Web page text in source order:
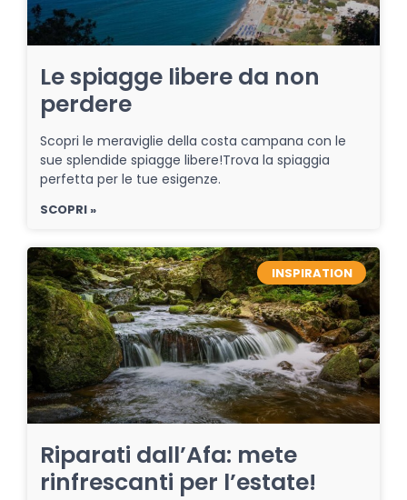
Le spiagge libere da non
perdere
Scopri le meraviglie della costa campana con le
sue splendide spiagge libere!Trova la spiaggia
perfetta per le tue esigenze.
SCOPRI »
INSPIRATION
Riparati dall’Afa: mete
rinfrescanti per l’estate!